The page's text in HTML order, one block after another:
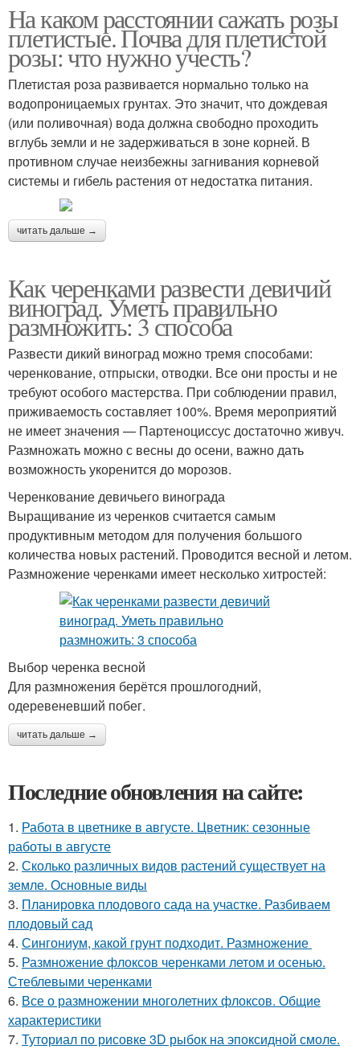
На каком расстоянии сажать розы
плетистые. Почва для плетистой
розы: что нужно учесть?
Плетистая роза развивается нормально только на
водопроницаемых грунтах. Это значит, что дождевая
(или поливочная) вода должна свободно проходить
вглубь земли и не задерживаться в зоне корней. В
противном случае неизбежны загнивания корневой
системы и гибель растения от недостатка питания.
читать дальше →
Как черенками развести девичий
виноград. Уметь правильно
размножить: 3 способа
Развести дикий виноград можно тремя способами:
черенкование, отпрыски, отводки. Все они просты и не
требуют особого мастерства. При соблюдении правил,
приживаемость составляет 100%. Время мероприятий
не имеет значения — Партеноциссус достаточно живуч.
Размножать можно с весны до осени, важно дать
возможность укоренится до морозов.
Черенкование девичьего винограда
Выращивание из черенков считается самым
продуктивным методом для получения большого
количества новых растений. Проводится весной и летом.
Размножение черенками имеет несколько хитростей:
Выбор черенка весной
Для размножения берётся прошлогодний,
одеревеневший побег.
читать дальше →
Последние обновления на сайте:
1. Работа в цветнике в августе. Цветник: сезонные
работы в августе
2. Сколько различных видов растений существует на
земле. Основные виды
3. Планировка плодового сада на участке. Разбиваем
плодовый сад
4. Сингониум, какой грунт подходит. Размножение
5. Размножение флоксов черенками летом и осенью.
Стеблевыми черенками
6. Все о размножении многолетних флоксов. Общие
характеристики
7. Туториал по рисовке 3D рыбок на эпоксидной смоле.